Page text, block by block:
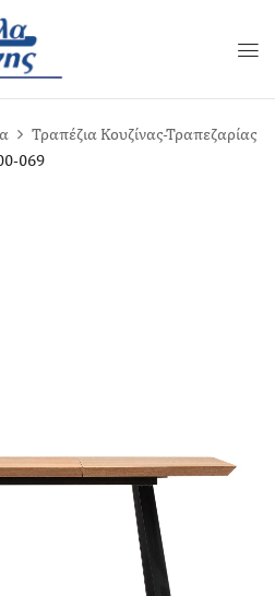
Τραπέζια Κουζίνας-Τραπεζαρίας
069